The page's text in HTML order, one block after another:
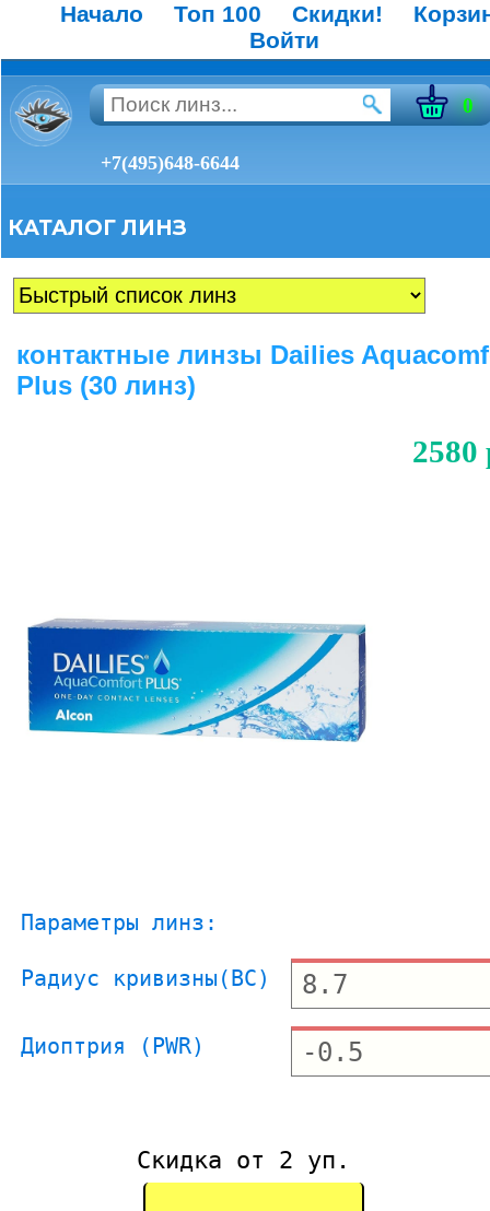
Начало Топ 100 Скидки!
Войти
0
+7(495)648-6644
КАТАЛОГ ЛИНЗ
контактные линзы Dailies
Plus (30 линз)
2580
Параметры линз:
Радиус кривизны(BC)
Диоптрия (PWR)
Скидка от 2 уп.